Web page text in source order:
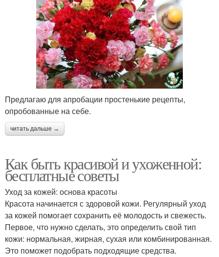
Предлагаю для апробации простенькие рецепты,
опробованные на себе.
читать дальше →
Как быть красивой и ухоженной:
бесплатные советы
Уход за кожей: основа красоты
Красота начинается с здоровой кожи. Регулярный уход
за кожей помогает сохранить её молодость и свежесть.
Первое, что нужно сделать, это определить свой тип
кожи: нормальная, жирная, сухая или комбинированная.
Это поможет подобрать подходящие средства.